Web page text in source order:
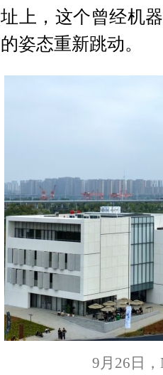
上，这个曾经机
姿态重新跳动。
9月26日